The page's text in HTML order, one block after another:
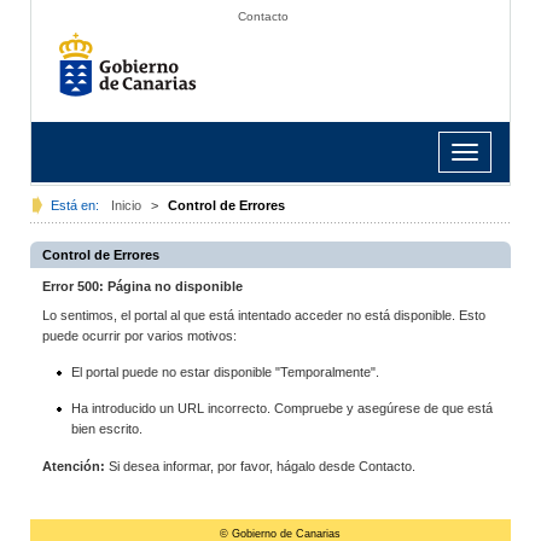
Contacto
Toggle
navigation
Está en: Inicio > Control de Errores
Control de Errores
Error 500: Página no disponible
Lo sentimos, el portal al que está intentado acceder no está disponible. Esto
puede ocurrir por varios motivos:
El portal puede no estar disponible "Temporalmente".
Ha introducido un URL incorrecto. Compruebe y asegúrese de que está
bien escrito.
Atención: Si desea informar, por favor, hágalo desde Contacto.
© Gobierno de Canarias